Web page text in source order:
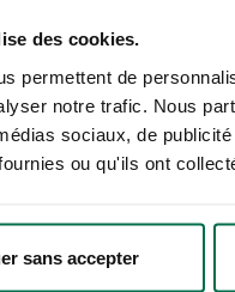
des cookies.
permettent de
notre trafic. Nous
sociaux, de
ou qu'ils ont
sans accepter